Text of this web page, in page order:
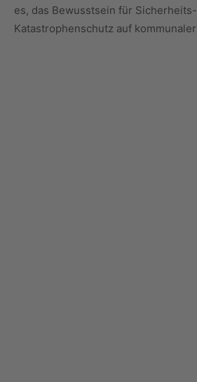
es, das Bewusstsein für
Katastrophenschutz auf